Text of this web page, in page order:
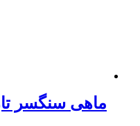
ماهی سنگسر